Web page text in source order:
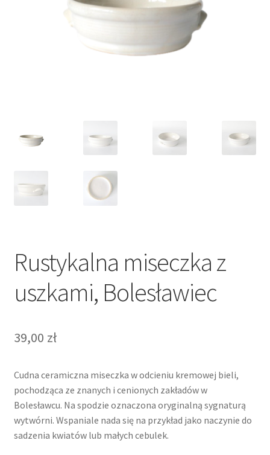
Rustykalna miseczka z
uszkami, Bolesławiec
39,00 zł
Cudna ceramiczna miseczka w odcieniu kremowej bieli,
pochodząca ze znanych i cenionych zakładów w
Bolesławcu. Na spodzie oznaczona oryginalną sygnaturą
wytwórni. Wspaniale nada się na przykład jako naczynie do
sadzenia kwiatów lub małych cebulek.